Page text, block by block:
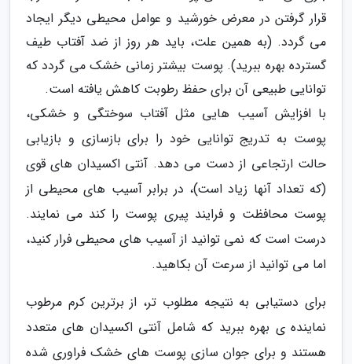
قرار گرفتن در معرض خورشید و عوامل محیطی دیگر ایجاد
می گردد. (به همین علت، باید هر روز از ضد آفتاب طیف
گسترده بهره ببرید). پوست بیشتر زمانی خشک می گردد که
توانایی طبیعی آن برای حفظ رطوبت کاهش یافته است.
با افزایش آسیب هایی مثل آفتاب سوختگی و خشکی،
پوست به تدریج توانایی خود را برای بازسازی و بازیابی
حالت ارتجاعی از دست می دهد. آنتی اکسیدان های قوی
(که تعداد آنها زیاد است)، در برابر آسیب های محیطی از
پوست محافظت و فرایند پیری پوست را کند می نمایند.
درست است که نمی توانید از آسیب های محیطی فرار کنید،
اما می توانید از سرعت آن بکاهید.
برای دستیابی به نتیجه مطلوب تر، از برترین کرم مرطوب
نماینده ی بهره ببرید که شامل آنتی اکسیدان های متعدد
هستند و برای جوان سازی پوست های خشک فراوری شده